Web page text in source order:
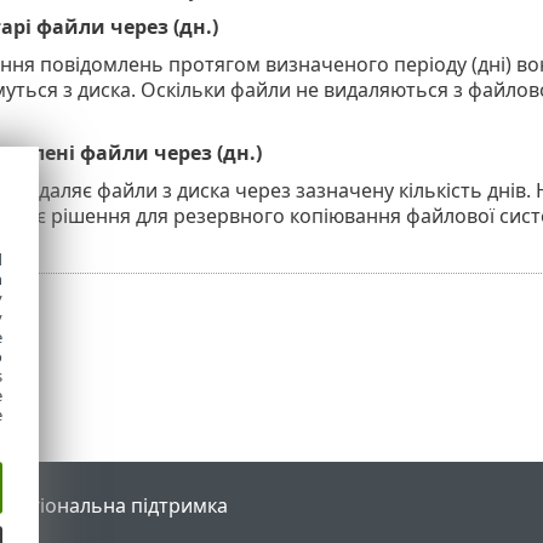
файли через (дн.)
повідомлень протягом визначеного періоду (дні)
з диска. Оскільки файли не видаляються з
файли через (дн.)
файли з диска через зазначену кількість
рішення для резервного копіювання файлової
Регіональна підтримка